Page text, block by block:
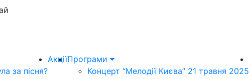
за пісня?
АкціїПрограми
Концерт “Мелодії Києва” 21 травня 2025